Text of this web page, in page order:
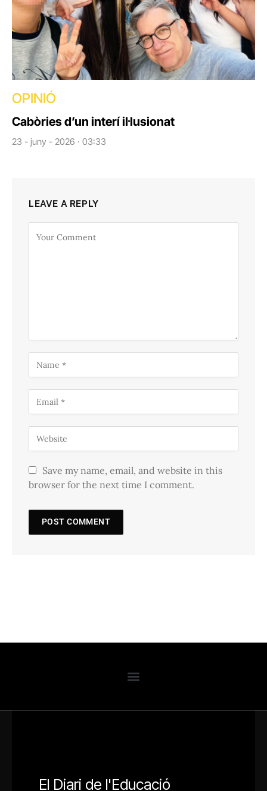
OPINIÓ
Cabòries d’un interí il·lusionat
23 - juny - 2026 · 03:33
LEAVE A REPLY
Save my name, email, and website in this
browser for the next time I comment.